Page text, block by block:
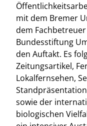
mit dem Bremer
dem
Bundesstiftung
den Auftakt. Es
Zeitungsartikel,
Lokalfernsehen,
sowie der
biologischen